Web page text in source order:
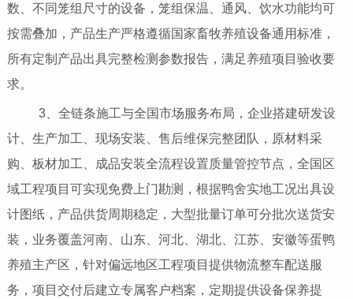
数、不同笼组尺寸的设备，笼组保温、通风、饮水功能均可
按需叠加，产品生产严格遵循国家畜牧养殖设备通用标准，
所有定制产品出具完整检测参数报告，满足养殖项目验收要
求。
3、全链条施工与全国市场服务布局，企业搭建研发设
计、生产加工、现场安装、售后维保完整团队，原材料采
购、板材加工、成品安装全流程设置质量管控节点，全国区
域工程项目可实现免费上门勘测，根据鸭舍实地工况出具设
计图纸，产品供货周期稳定，大型批量订单可分批次送货安
装，业务覆盖河南、山东、河北、湖北、江苏、安徽等蛋鸭
养殖主产区，针对偏远地区工程项目提供物流整车配送服
务，项目交付后建立专属客户档案，定期提供设备保养提